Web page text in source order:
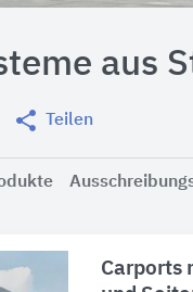
aus
Teilen
Carports